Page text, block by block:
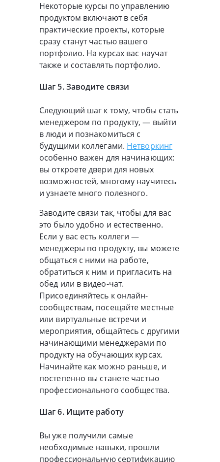
Некоторые курсы по управлению
продуктом включают в себя
практические проекты, которые
сразу станут частью вашего
портфолио. На курсах вас научат
также и составлять портфолио.
Шаг 5. Заводите связи
Следующий шаг к тому, чтобы стать
менеджером по продукту, — выйти
в люди и познакомиться с
будущими коллегами. Нетворкинг
особенно важен для начинающих:
вы откроете двери для новых
возможностей, многому научитесь
и узнаете много полезного.
Заводите связи так, чтобы для вас
это было удобно и естественно.
Если у вас есть коллеги —
менеджеры по продукту, вы можете
общаться с ними на работе,
обратиться к ним и пригласить на
обед или в видео-чат.
Присоединяйтесь к онлайн-
сообществам, посещайте местные
или виртуальные встречи и
мероприятия, общайтесь с другими
начинающими менеджерами по
продукту на обучающих курсах.
Начинайте как можно раньше, и
постепенно вы станете частью
профессионального сообщества.
Шаг 6. Ищите работу
Вы уже получили самые
необходимые навыки, прошли
профессиональную сертификацию